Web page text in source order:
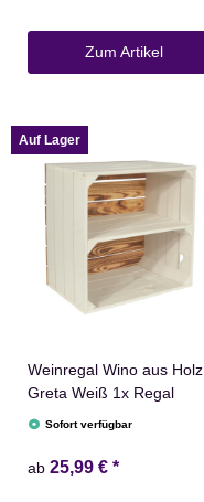
Zum Artikel
Auf Lager
Weinregal Wino aus Holz
Greta Weiß 1x Regal
Sofort verfügbar
ab 25,99 € *